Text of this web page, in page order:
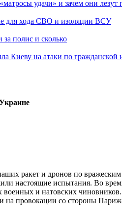
удачи» и зачем они лезут
для хода СВО и изоляции ВСУ
полис и сколько
Киеву на атаки по гражданской
ракет и дронов по
настоящие испытания. Во
военных и натовских
провокации со стороны